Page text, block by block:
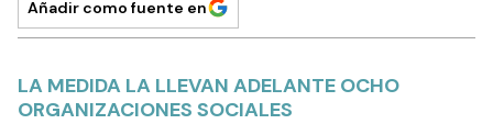
Añadir como fuente en
LA MEDIDA LA LLEVAN ADELANTE OCHO
ORGANIZACIONES SOCIALES